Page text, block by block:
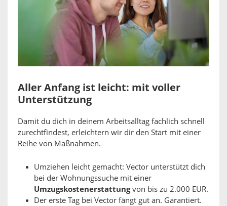
Aller Anfang ist leicht: mit voller
Unterstützung
Damit du dich in deinem Arbeitsalltag fachlich schnell
zurechtfindest, erleichtern wir dir den Start mit einer
Reihe von Maßnahmen.
Umziehen leicht gemacht: Vector unterstützt dich
bei der Wohnungssuche mit einer
Umzugskostenerstattungvon bis zu 2.000 EUR.
Der erste Tag bei Vector fängt gut an. Garantiert.